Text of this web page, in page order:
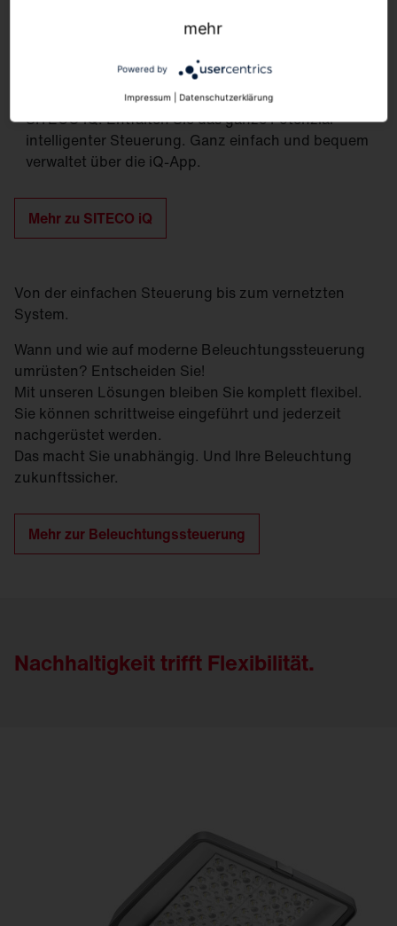
oder als vernetzte Lösung, inkl. unserer selbst
entwickelten und patentierten Steuerungselektronik
SITECO iQ. Entfalten Sie das ganze Potenzial
intelligenter Steuerung. Ganz einfach und bequem
verwaltet über die iQ-App.
Mehr zu SITECO iQ
Von der einfachen Steuerung bis zum vernetzten
System.
Wann und wie auf moderne Beleuchtungssteuerung
umrüsten? Entscheiden Sie!
Mit unseren Lösungen bleiben Sie komplett flexibel.
Sie können schrittweise eingeführt und jederzeit
nachgerüstet werden.
Das macht Sie unabhängig. Und Ihre Beleuchtung
zukunftssicher.
Mehr zur Beleuchtungssteuerung
Nachhaltigkeit trifft Flexibilität.
mehr
Powered by
Impressum Datenschutzerklärung